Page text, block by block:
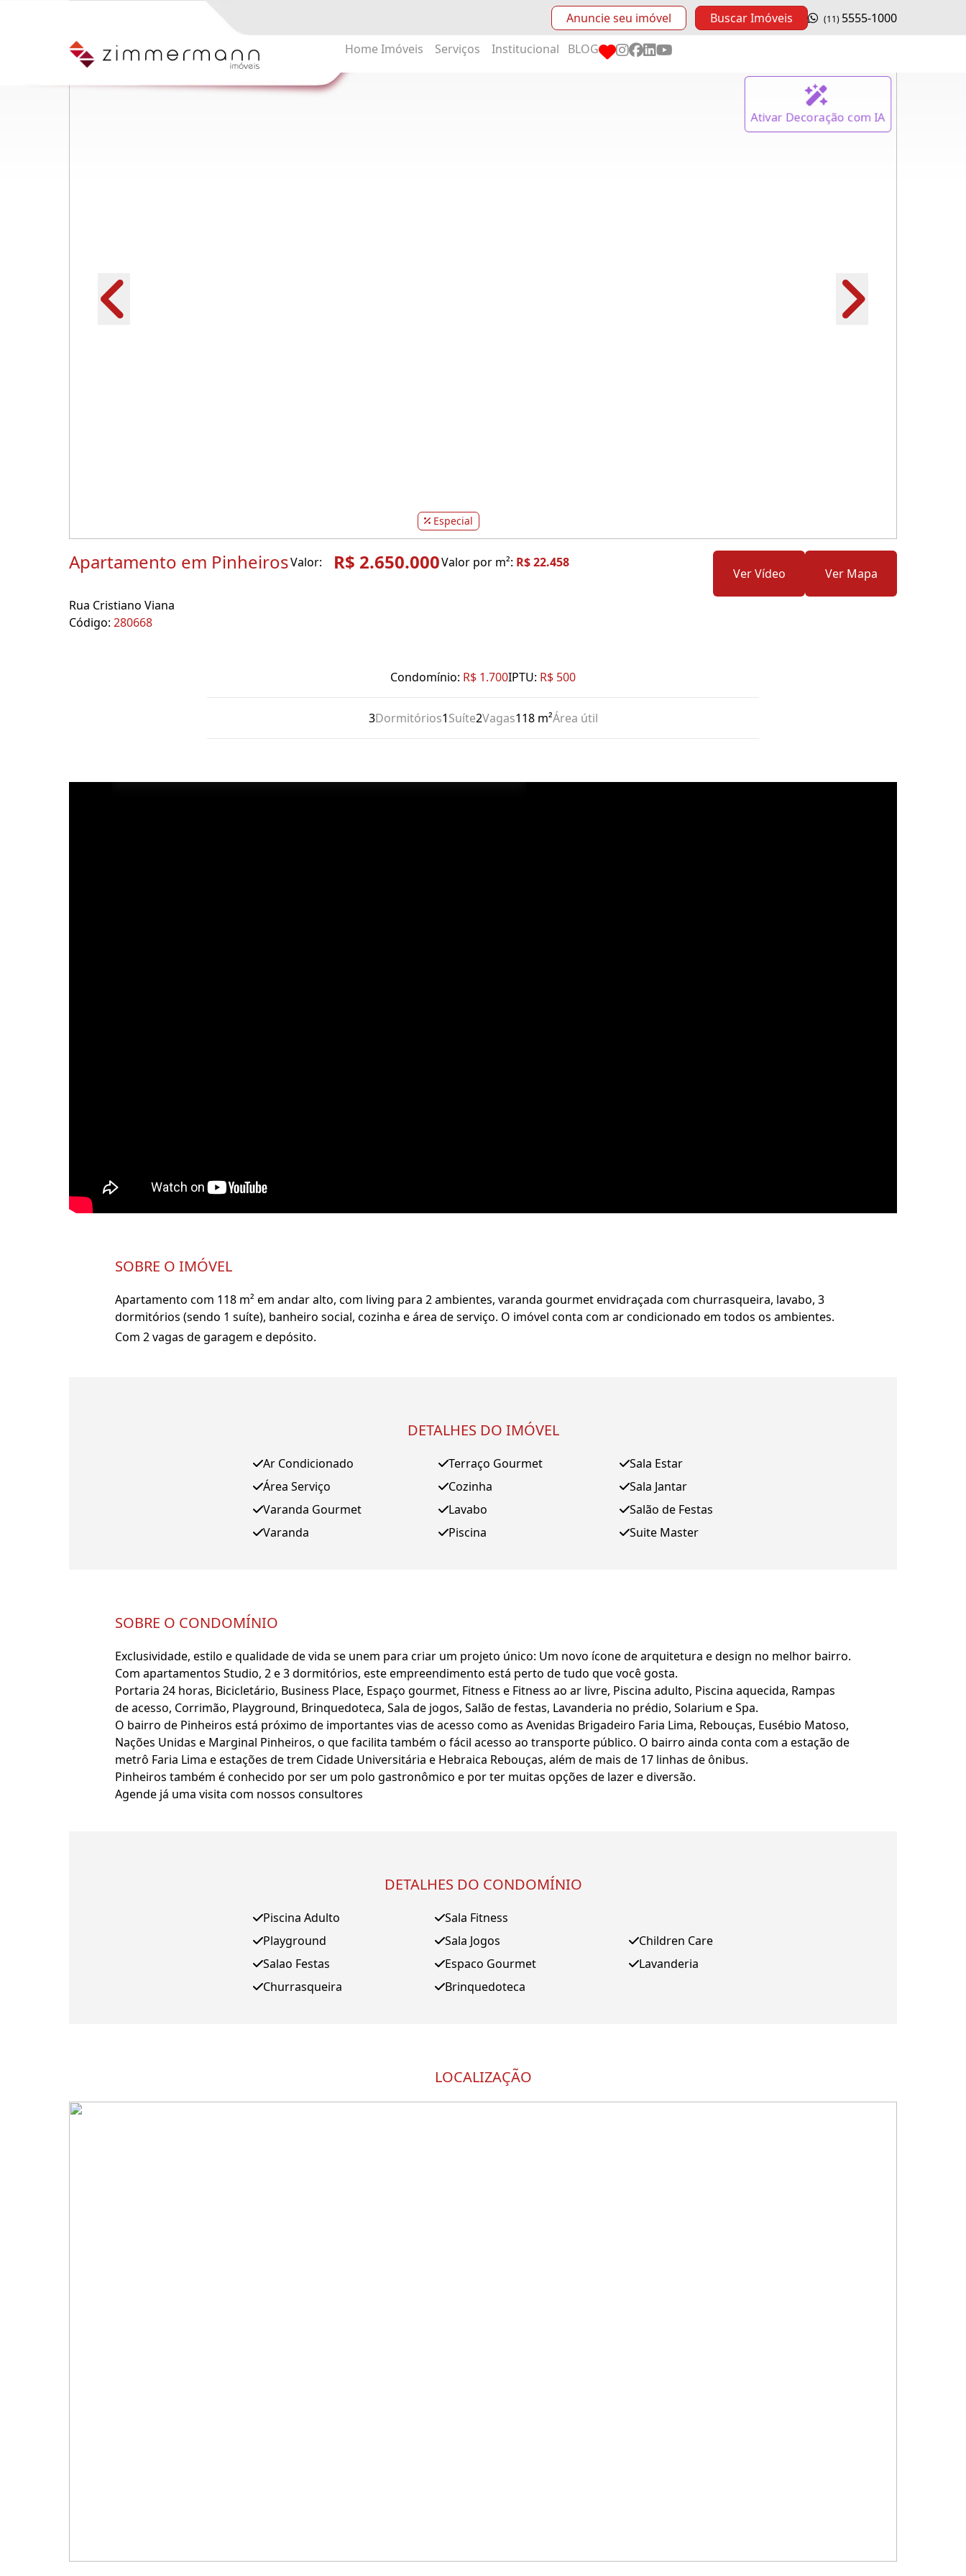
Anuncie seu imóvel Buscar Imóveis (11) 5555-1000
Home Imóveis Serviços Institucional BLOG
Ativar Decoração com IA
Especial
Apartamento em PinheirosValor: R$ 2.650.000Valor por m²: R$ 22.458
Rua Cristiano Viana
Código: 280668
Ver Vídeo Ver Mapa
Condomínio: R$ 1.700IPTU: R$ 500
3Dormitórios1Suíte2Vagas118 m²Área útil
SOBRE O IMÓVEL
Apartamento com 118 m² em andar alto, com living para 2 ambientes, varanda gourmet envidraçada com churrasqueira, lavabo, 3
dormitórios (sendo 1 suíte), banheiro social, cozinha e área de serviço. O imóvel conta com ar condicionado em todos os ambientes.
Com 2 vagas de garagem e depósito.
DETALHES DO IMÓVEL
Ar Condicionado
Área Serviço
Varanda Gourmet
Varanda
Terraço Gourmet
Cozinha
Lavabo
Piscina
Sala Estar
Sala Jantar
Salão de Festas
Suite Master
SOBRE O CONDOMÍNIO
Exclusividade, estilo e qualidade de vida se unem para criar um projeto único: Um novo ícone de arquitetura e design no melhor bairro.
Com apartamentos Studio, 2 e 3 dormitórios, este empreendimento está perto de tudo que você gosta.
Portaria 24 horas, Bicicletário, Business Place, Espaço gourmet, Fitness e Fitness ao ar livre, Piscina adulto, Piscina aquecida, Rampas
de acesso, Corrimão, Playground, Brinquedoteca, Sala de jogos, Salão de festas, Lavanderia no prédio, Solarium e Spa.
O bairro de Pinheiros está próximo de importantes vias de acesso como as Avenidas Brigadeiro Faria Lima, Rebouças, Eusébio Matoso,
Nações Unidas e Marginal Pinheiros, o que facilita também o fácil acesso ao transporte público. O bairro ainda conta com a estação de
metrô Faria Lima e estações de trem Cidade Universitária e Hebraica Rebouças, além de mais de 17 linhas de ônibus.
Pinheiros também é conhecido por ser um polo gastronômico e por ter muitas opções de lazer e diversão.
Agende já uma visita com nossos consultores
DETALHES DO CONDOMÍNIO
Piscina Adulto
Playground
Salao Festas
Churrasqueira
Sala Fitness
Sala Jogos
Espaco Gourmet
Brinquedoteca
Children Care
Lavanderia
LOCALIZAÇÃO